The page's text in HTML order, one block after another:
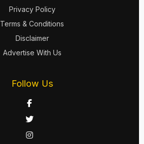
Privacy Policy
Terms & Conditions
Disclaimer
Advertise With Us
Follow Us